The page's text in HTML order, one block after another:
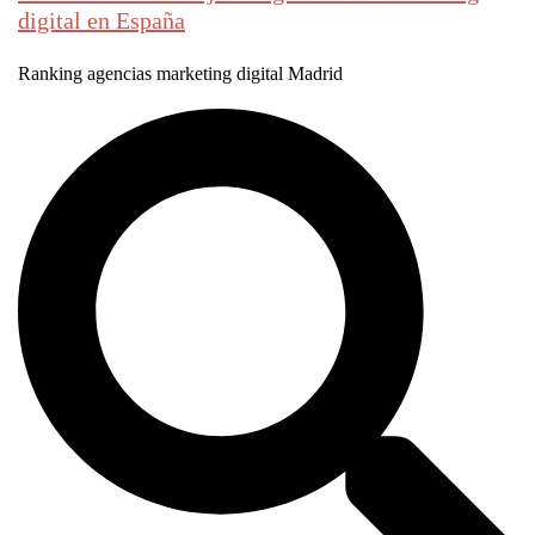
digital en España
Ranking agencias marketing digital Madrid